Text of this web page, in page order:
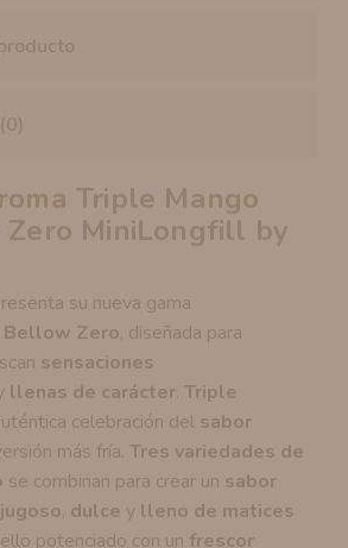
Triple Mango
MiniLongfill by
su nueva gama
Zero, diseñada para
sensaciones
llenas de carácter.Triple
celebración del sabor
más fría.Tres variedades de
se combinan para crear un sabor
, dulce y lleno de matices
potenciado con un frescor